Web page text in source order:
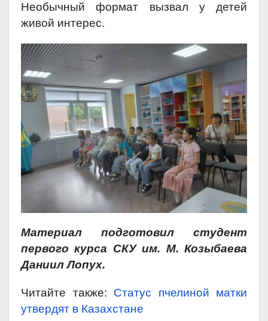
Необычный формат вызвал у детей
живой интерес.
Материал подготовил студент
первого курса СКУ им. М. Козыбаева
Даниил Лопух.
Читайте также: Статус пчелиной матки
утвердят в Казахстане